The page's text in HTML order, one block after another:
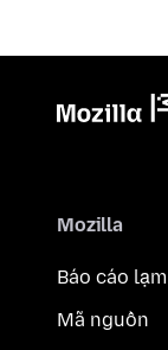
Mozilla
Báo cáo
Mã nguồn